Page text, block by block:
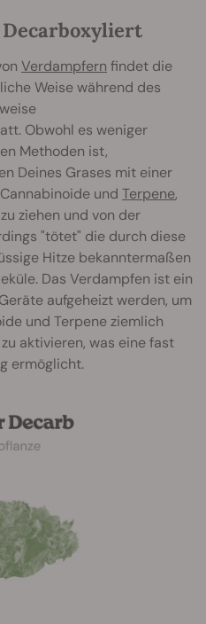
Verdampfern findet die
Weise während des
Obwohl es weniger
Methoden ist,
Deines Grases mit einer
und Terpene,
ziehen und von der
"tötet" die durch diese
Hitze bekanntermaßen
Das Verdampfen ist ein
aufgeheizt werden, um
und Terpene ziemlich
aktivieren, was eine fast
ermöglicht.